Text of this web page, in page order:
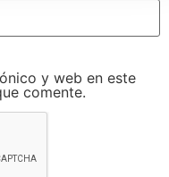
y web en este
comente.